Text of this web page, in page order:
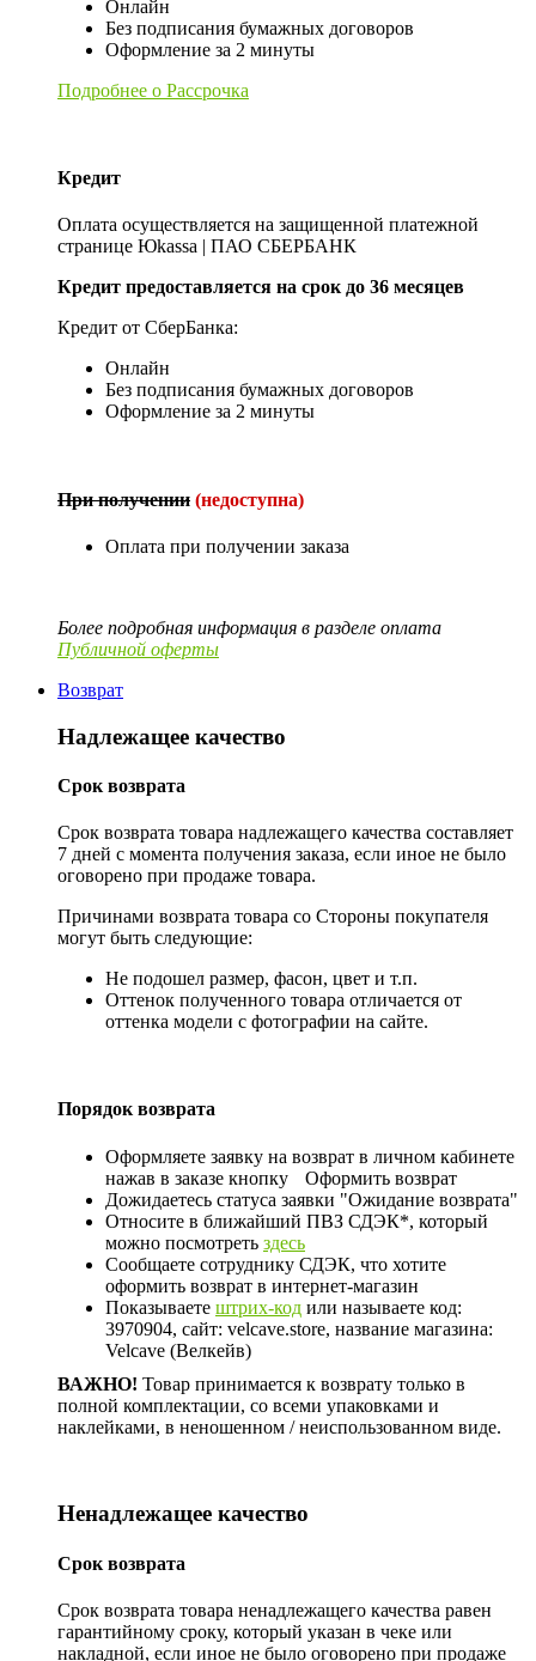
Онлайн
Без подписания бумажных договоров
Оформление за 2 минуты
Подробнее о Рассрочка
Кредит
Оплата осуществляется на защищенной платежной
странице Юkassa | ПАО СБЕРБАНК
Кредит предоставляется на срок до 36 месяцев
Кредит от СберБанка:
Онлайн
Без подписания бумажных договоров
Оформление за 2 минуты
При получении (недоступна)
Оплата при получении заказа
Более подробная информация в разделе оплата
Публичной оферты
Возврат
Надлежащее качество
Срок возврата
Срок возврата товара надлежащего качества составляет
7 дней с момента получения заказа, если иное не было
оговорено при продаже товара.
Причинами возврата товара со Стороны покупателя
могут быть следующие:
Не подошел размер, фасон, цвет и т.п.
Оттенок полученного товара отличается от
оттенка модели с фотографии на сайте.
Порядок возврата
Оформляете заявку на возврат в личном кабинете
нажав в заказе кнопку
Оформить возврат
Дожидаетесь статуса заявки "Ожидание возврата"
Относите в ближайший ПВЗ СДЭК*, который
можно посмотреть здесь
Сообщаете сотруднику СДЭК, что хотите
оформить возврат в интернет-магазин
Показываете штрих-код или называете код:
3970904, сайт: velcave.store, название магазина:
Velcave (Велкейв)
ВАЖНО! Товар принимается к возврату только в
полной комплектации, со всеми упаковками и
наклейками, в неношенном / неиспользованном виде.
Ненадлежащее качество
Срок возврата
Срок возврата товара ненадлежащего качества равен
гарантийному сроку, который указан в чеке или
накладной, если иное не было оговорено при продаже